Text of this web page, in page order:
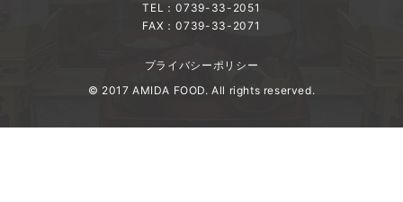
TEL：0739-33-2051
FAX：0739-33-2071
プライバシーポリシー
© 2017 AMIDA FOOD. All rights reserved.